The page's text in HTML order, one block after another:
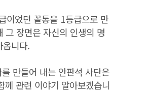
이었던 꼴통을 1등급으로 만
그 장면은 자신의 인생의 명
니다.
만들어 내는 안판석 사단은
께 관련 이야기 알아보겠습니